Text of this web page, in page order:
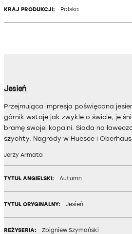
KRAJ PRODUKCJI: Polska
Jesień
Przejmująca impresja poświęcona
górnik wstaje jak zwykle o świcie, je
bramę swojej kopalni. Siada na
szychty. Nagrody w Huesce i
Jerzy Armata
TYTUŁ ANGIELSKI: Autumn
TYTUŁ ORYGINALNY: Jesień
REŻYSERIA: Zbigniew Szymański